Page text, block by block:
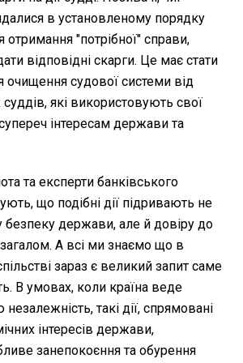
в установленому порядку
отримання "потрібної" справи,
відповідні скарги. Це має стати
судової системи від
які використовують свої
інтересам держави та
та експерти банківського
що подібні дії підривають не
держави, але й довіру до
А всі ми знаємо що в
зараз є великий запит саме
В умовах, коли країна веде
такі дії, спрямовані
інтересів держави,
занепокоєння та обурення